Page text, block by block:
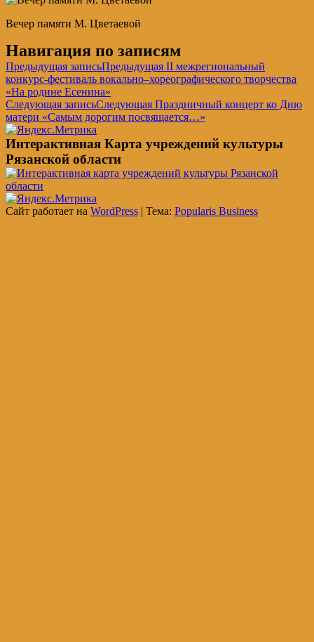
Вечер памяти М. Цветаевой
Навигация по записям
Предыдущая записьПредыдущая II межрегиональный
конкурс-фестиваль вокально–хореографического творчества
«На родине Есенина»
Следующая записьСледующая Праздничный концерт ко Дню
матери «Самым дорогим посвящается…»
Интерактивная Карта учреждений культуры
Рязанской области
Сайт работает на WordPress | Тема: Popularis Business